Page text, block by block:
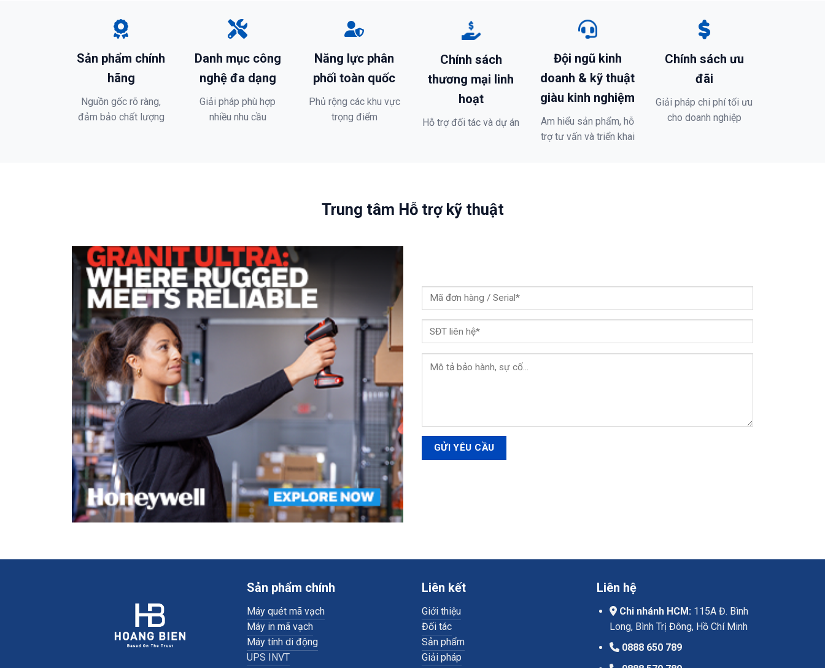
Sản phẩm chính
hãng
Nguồn gốc rõ ràng,
đảm bảo chất lượng
Danh mục công
nghệ đa dạng
Giải pháp phù hợp
nhiều nhu cầu
Năng lực phân
phối toàn quốc
Phủ rộng các khu vực
trọng điểm
Chính sách
thương mại linh
hoạt
Hỗ trợ đối tác và dự án
Đội ngũ kinh
doanh & kỹ thuật
giàu kinh nghiệm
Am hiểu sản phẩm, hỗ
trợ tư vấn và triển khai
Chính sách ưu
đãi
Giải pháp chi phí tối ưu
cho doanh nghiệp
Trung tâm Hỗ trợ kỹ thuật
Sản phẩm chính
Máy quét mã vạch
Máy in mã vạch
Máy tính di động
UPS INVT
Liên kết
Giới thiệu
Đối tác
Sản phẩm
Giải pháp
Liên hệ
Chi nhánh HCM:115A Đ. Bình
Long, Bình Trị Đông, Hồ Chí Minh
0888 650 789